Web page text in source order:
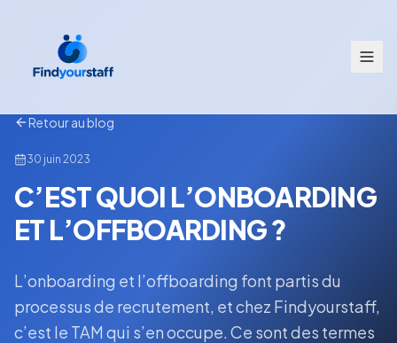
Retour au blog
30 juin 2023
C’EST QUOI L’ONBOARDING
ET L’OFFBOARDING ?
L’onboarding et l’offboarding font partis du
processus de recrutement, et chez Findyourstaff,
c’est le TAM qui s’en occupe. Ce sont des termes